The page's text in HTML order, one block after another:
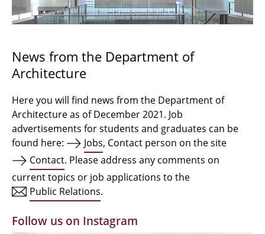
Bachelor Architecture+
Qualification profile
Semester Programme
Internationales
Facilities
News from the Department of
Architecture
Here you will find news from the Department of
Architecture as of December 2021. Job
advertisements for students and graduates can be
found here:
Jobs, Contact person on the site
Contact. Please address any comments on
current topics or job applications to the
Public Relations.
Follow us on Instagram